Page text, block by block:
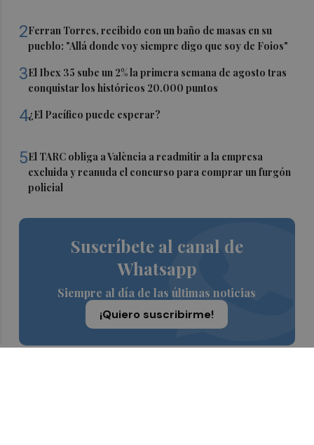
2Ferran Torres, recibido con un baño de masas en su
pueblo: "Allá donde voy siempre digo que soy de Foios"
3El Ibex 35 sube un 2% la primera semana de agosto tras
conquistar los históricos 20.000 puntos
4¿El Pacífico puede esperar?
5El TARC obliga a València a readmitir a la empresa
excluida y reanuda el concurso para comprar un furgón
policial
Suscríbete al canal de
Whatsapp
Siempre al día de las últimas noticias
¡Quiero suscribirme!